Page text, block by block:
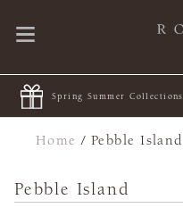
Spring Summer Collections
Home /Pebble Island
Pebble Island